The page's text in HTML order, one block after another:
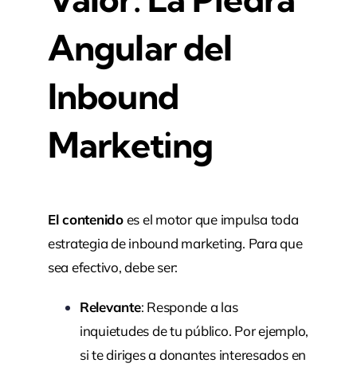
Angular del
Inbound
Marketing
El contenidoes el motor que impulsa toda
estrategia de inbound marketing. Para que
sea efectivo, debe ser:
Relevante: Responde a las
inquietudes de tu público. Por ejemplo,
si te diriges a donantes interesados en